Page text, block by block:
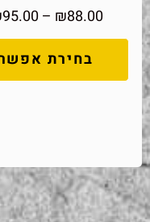
₪88.00
–
95.00
בחירת